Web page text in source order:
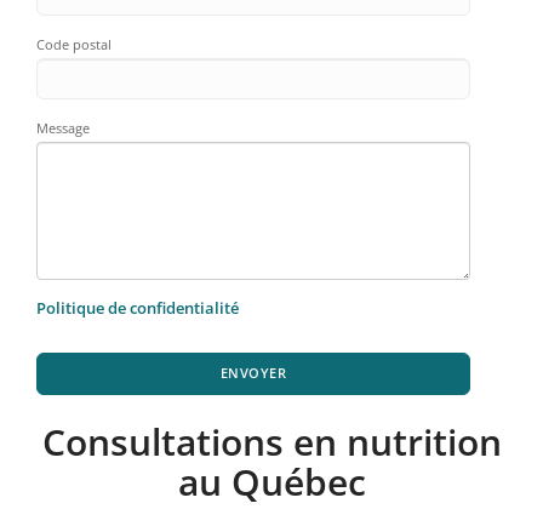
Code postal
Message
Politique de confidentialité
ENVOYER
Consultations en nutrition
au Québec